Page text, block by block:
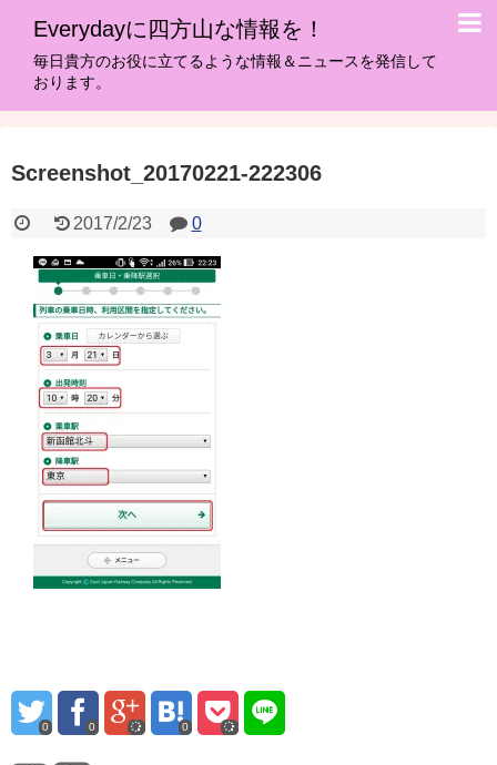
Everydayに四方山な情報を！
毎日貴方のお役に立てるような情報＆ニュースを発信して
おります。
Screenshot_20170221-222306
2017/2/23 0
0 0 0